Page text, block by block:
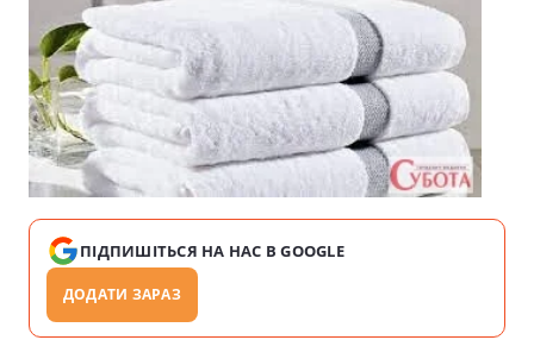
ПІДПИШІТЬСЯ НА НАС В GOOGLE
ДОДАТИ ЗАРАЗ